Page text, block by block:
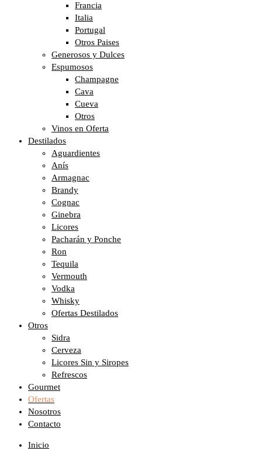
Francia
Italia
Portugal
Otros Paises
Generosos y Dulces
Espumosos
Champagne
Cava
Cueva
Otros
Vinos en Oferta
Destilados
Aguardientes
Anís
Armagnac
Brandy
Cognac
Ginebra
Licores
Pacharán y Ponche
Ron
Tequila
Vermouth
Vodka
Whisky
Ofertas Destilados
Otros
Sidra
Cerveza
Licores Sin y Siropes
Refrescos
Gourmet
Ofertas
Nosotros
Contacto
Inicio